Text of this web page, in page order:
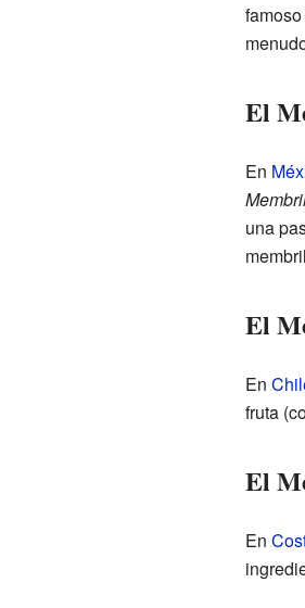
El
En
una
El
En
fruta
El
En